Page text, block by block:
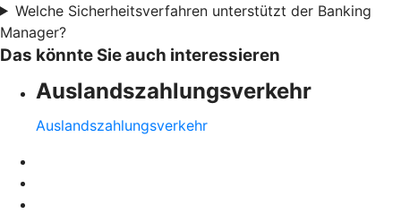
Welche Sicherheitsverfahren unterstützt der Banking
Manager?
Das könnte Sie auch interessieren
Auslandszahlungsverkehr
Auslandszahlungsverkehr